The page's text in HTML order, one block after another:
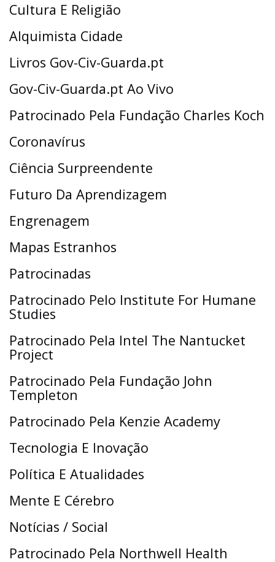
Cultura E Religião
Alquimista Cidade
Livros Gov-Civ-Guarda.pt
Gov-Civ-Guarda.pt Ao Vivo
Patrocinado Pela Fundação Charles Koch
Coronavírus
Ciência Surpreendente
Futuro Da Aprendizagem
Engrenagem
Mapas Estranhos
Patrocinadas
Patrocinado Pelo Institute For Humane
Studies
Patrocinado Pela Intel The Nantucket
Project
Patrocinado Pela Fundação John
Templeton
Patrocinado Pela Kenzie Academy
Tecnologia E Inovação
Política E Atualidades
Mente E Cérebro
Notícias / Social
Patrocinado Pela Northwell Health